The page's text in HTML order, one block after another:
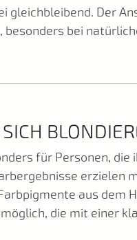
gleichbleibend. Der
bei
für Personen, die
erzielen
aus dem
die mit einer